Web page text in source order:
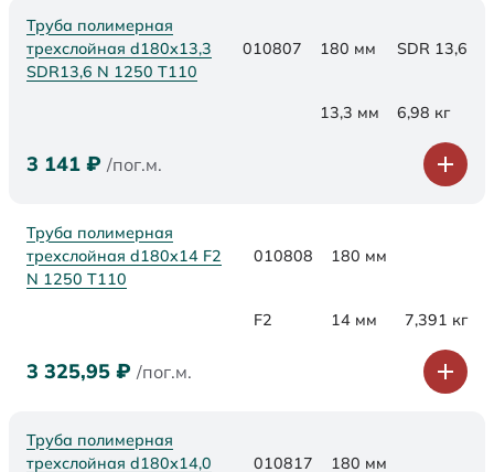
Труба полимерная
трехслойная d180x13,3
SDR13,6 N 1250 Т110
010807 180 мм SDR 13,6
13,3 мм 6,98 кг
3 141 ₽ /пог.м.
Труба полимерная
трехслойная d180x14 F2
N 1250 Т110
010808 180 мм
F2 14 мм 7,391 кг
3 325,95 ₽ /пог.м.
Труба полимерная
трехслойная d180х14,0
010817 180 мм